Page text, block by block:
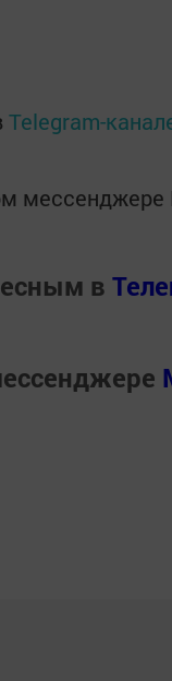
Telegram-
в